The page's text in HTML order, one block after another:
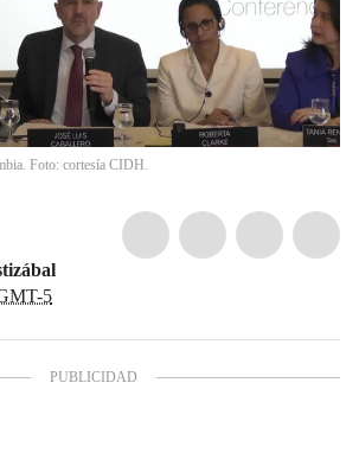
Foto: cortesía CIDH.
5